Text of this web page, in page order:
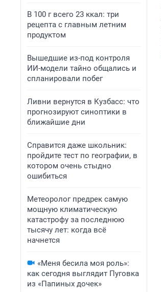
В 100 г всего 23 ккал: три
рецепта с главным летним
продуктом
Вышедшие из-под контроля
ИИ-модели тайно общались и
спланировали побег
Ливни вернутся в Кузбасс: что
прогнозируют синоптики в
ближайшие дни
Справится даже школьник:
пройдите тест по географии, в
котором очень стыдно
ошибиться
Метеоролог предрек самую
мощную климатическую
катастрофу за последнюю
тысячу лет: когда всё
начнется
«Меня бесила моя роль»:
как сегодня выглядит Пуговка
из «Папиных дочек»